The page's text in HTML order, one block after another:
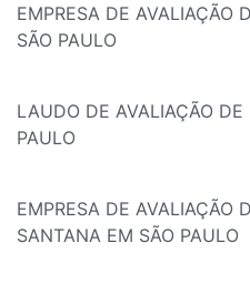
EMPRESA DE AVALIAÇÃO
SÃO PAULO
LAUDO DE AVALIAÇÃO
PAULO
EMPRESA DE AVALIAÇÃO
SANTANA EM SÃO PAULO